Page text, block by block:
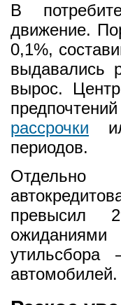
В
движение.
0,1%,
выдавались
вырос.
рассрочки
периодов.
Отдельно
превысил
ожиданиями
утильсбора
автомобилей.